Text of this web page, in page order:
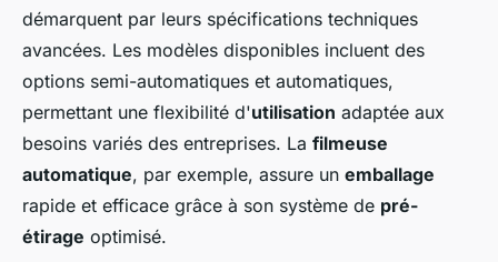
démarquent par leurs spécifications techniques
avancées. Les modèles disponibles incluent des
options semi-automatiques et automatiques,
permettant une flexibilité d'utilisation adaptée aux
besoins variés des entreprises. La filmeuse
automatique, par exemple, assure un emballage
rapide et efficace grâce à son système de pré-
étirage optimisé.